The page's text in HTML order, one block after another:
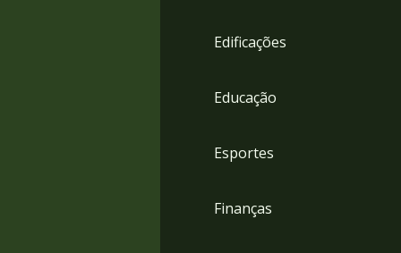
Edificações
Educação
Esportes
Finanças